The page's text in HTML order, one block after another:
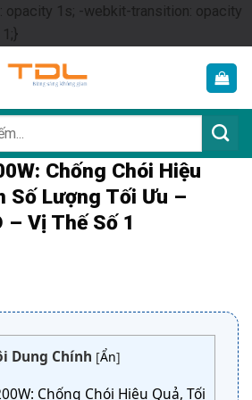
opacity 1s; -webkit-transition: opacity
Skip
content
Chống Chói Hiệu
Số Lượng Tối Ưu –
– Vị Thế Số 1
Dung Chính [Ẩn]
Chống Chói Hiệu Quả, Tối